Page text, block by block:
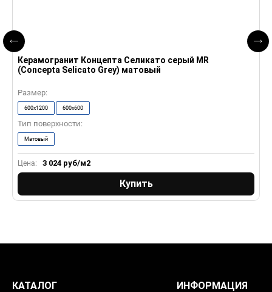
Керамогранит Концепта Селикато серый MR
(Concepta Selicato Grey) матовый
Цена: 3 024 руб/м2
Купить
Размер:
600x1200 600x600
Тип поверхности:
Матовый
КАТАЛОГ
ИНФОРМАЦИЯ